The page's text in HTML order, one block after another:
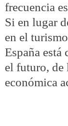
frecuencia
Si en lugar
en el
España
el futuro, de
económica